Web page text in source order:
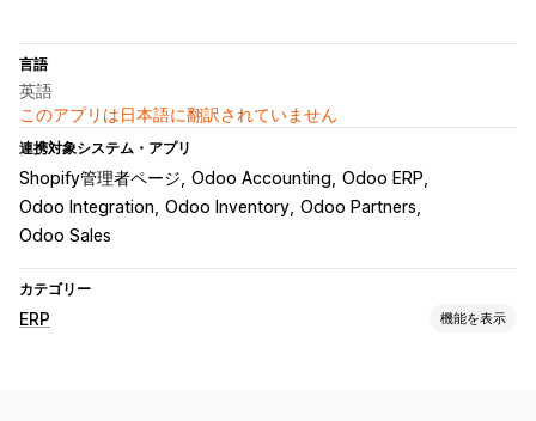
言語
英語
このアプリは日本語に翻訳されていません
連携対象システム・アプリ
Shopify管理者ページ Odoo Accounting Odoo ERP
Odoo Integration Odoo Inventory Odoo Partners
Odoo Sales
カテゴリー
ERP 機能を表示